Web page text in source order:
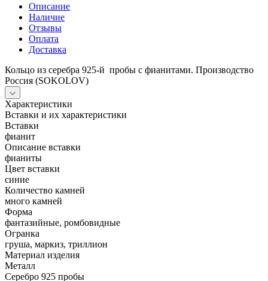
Описание
Наличие
Отзывы
Оплата
Доставка
Кольцо из серебра 925-й пробы с фианитами. Производство
Россия (SOKOLOV)
Характеристики
Вставки и их характеристики
Вставки
фианит
Описание вставки
фианиты
Цвет вставки
синие
Количество камней
много камней
Форма
фантазийные, ромбовидные
Огранка
груша, маркиз, триллион
Материал изделия
Металл
Серебро 925 пробы